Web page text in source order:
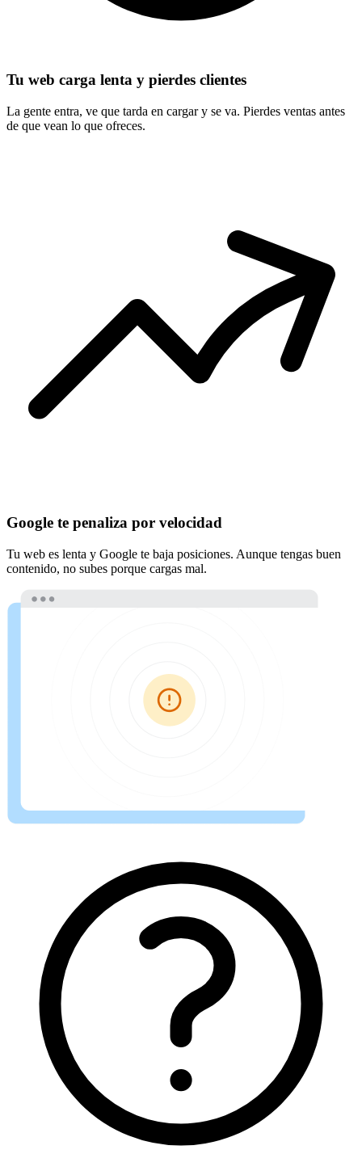
Tu web carga lenta y pierdes clientes
La gente entra, ve que tarda en cargar y se va. Pierdes ventas antes
de que vean lo que ofreces.
Google te penaliza por velocidad
Tu web es lenta y Google te baja posiciones. Aunque tengas buen
contenido, no subes porque cargas mal.